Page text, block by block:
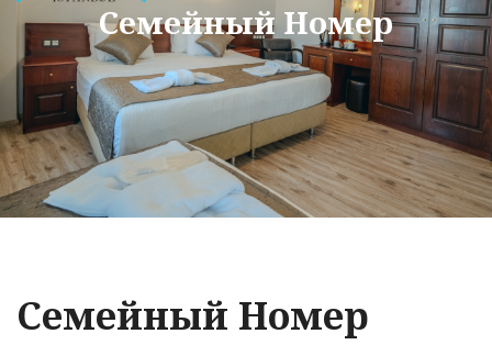
Семейный Номер
Семейный Номер